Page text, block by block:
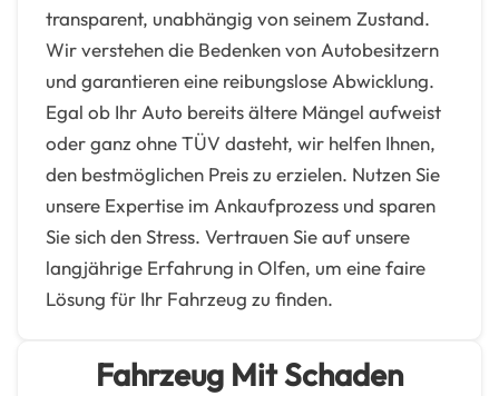
transparent, unabhängig von seinem Zustand.
Wir verstehen die Bedenken von Autobesitzern
und garantieren eine reibungslose Abwicklung.
Egal ob Ihr Auto bereits ältere Mängel aufweist
oder ganz ohne TÜV dasteht, wir helfen Ihnen,
den bestmöglichen Preis zu erzielen. Nutzen Sie
unsere Expertise im Ankaufprozess und sparen
Sie sich den Stress. Vertrauen Sie auf unsere
langjährige Erfahrung in Olfen, um eine faire
Lösung für Ihr Fahrzeug zu finden.
Fahrzeug Mit Schaden